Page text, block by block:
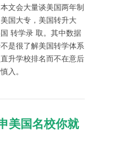
文会大量谈美国两年制
国大专，美国转升大
转学录 取。其中数据
是很了解美国转学体系
升学校排名而不在意后
入。
美国名校你就